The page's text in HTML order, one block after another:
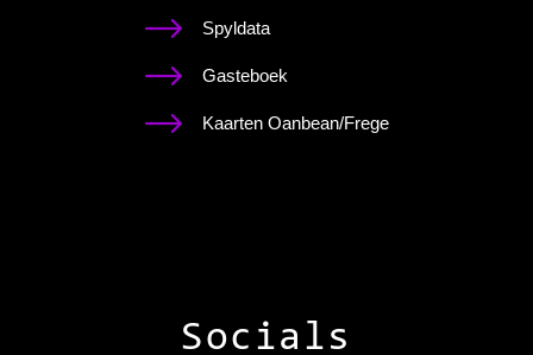
Spyldata
Gasteboek
Kaarten Oanbean/Frege
Socials